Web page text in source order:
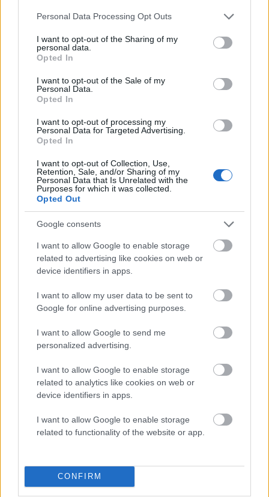
Please note that this website/app uses one or more Google
not limited to your visit or usage behaviour. You may click to
grant or deny consent to Google and its third-party tags to
use your data for below specified purposes in below Google
consent section.
Personal Data Processing Opt Outs
I want to opt-out of the Sharing of my
personal data.
Opted In
I want to opt-out of the Sale of my
Personal Data.
Opted In
I want to opt-out of processing my
Personal Data for Targeted Advertising.
Opted In
I want to opt-out of Collection, Use,
Retention, Sale, and/or Sharing of my
Personal Data that Is Unrelated with the
Purposes for which it was collected.
Opted Out
Google consents
I want to allow Google to enable storage
related to advertising like cookies on web or
device identifiers in apps.
I want to allow my user data to be sent to
Google for online advertising purposes.
I want to allow Google to send me
personalized advertising.
I want to allow Google to enable storage
related to analytics like cookies on web or
device identifiers in apps.
I want to allow Google to enable storage
related to functionality of the website or app.
CONFIRM
Eksempel
NOK 50,00
Registerutskrift
Inneholder blant annet opplysninger om
leder, besøks- og postadresse, hvilke tilknyttede
registre enheten er registrert i, NACE-bransje, målform.
NOK 140,00
Bekreftelse fra konkursregisteret
Skriftlig bekreftelse fra Konkursregisteret om det er
registrert konkurs på foretaket.
Kilde: Brønnøysundregistrene - Konkursregisteret
NOK 15,00 Kjøp
Rolleopplysninger i firma
selskap.
Kilde: Brønnøysundregistrene - Enhetsregisteret
NOK 25,00 Kjøp
Øvrige produkter